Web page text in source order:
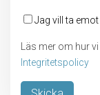
Jag vill ta
Läs mer om hur
Integritetspolicy